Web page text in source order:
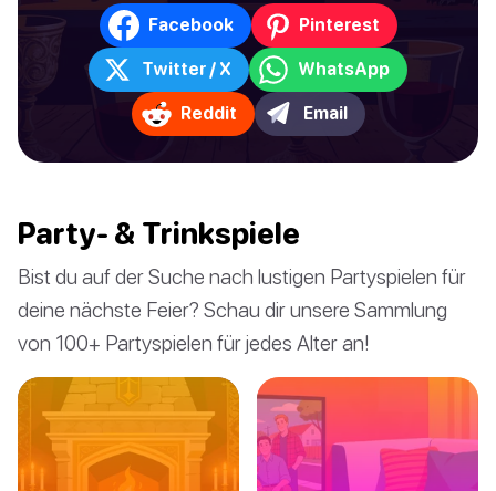
Facebook Pinterest
Twitter / X WhatsApp
Reddit Email
Party- & Trinkspiele
Bist du auf der Suche nach lustigen Partyspielen für
deine nächste Feier? Schau dir unsere Sammlung
von 100+ Partyspielen für jedes Alter an!